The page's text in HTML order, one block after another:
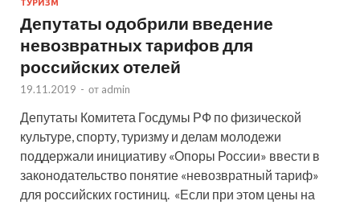
ТУРИЗМ
Депутаты одобрили введение
невозвратных тарифов для
российских отелей
19.11.2019 - от admin
Депутаты Комитета Госдумы РФ по физической
культуре, спорту, туризму и делам молодежи
поддержали инициативу «Опоры России» ввести в
законодательство понятие «невозвратный тариф»
для российских гостиниц. «Если при этом цены на